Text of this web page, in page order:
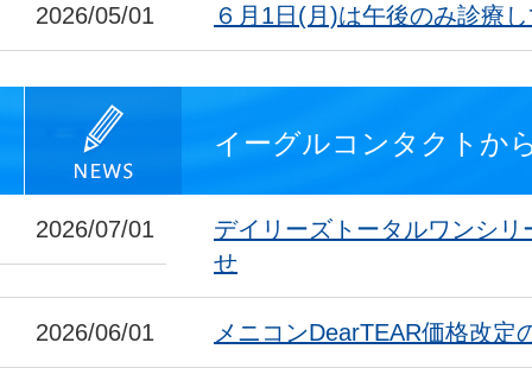
2026/05/01 ６月1日(月)は午後のみ診療
イーグルコンタクトか
2026/07/01
デイリーズトータルワンシ
せ
2026/06/01 メニコンDearTEAR価格改定